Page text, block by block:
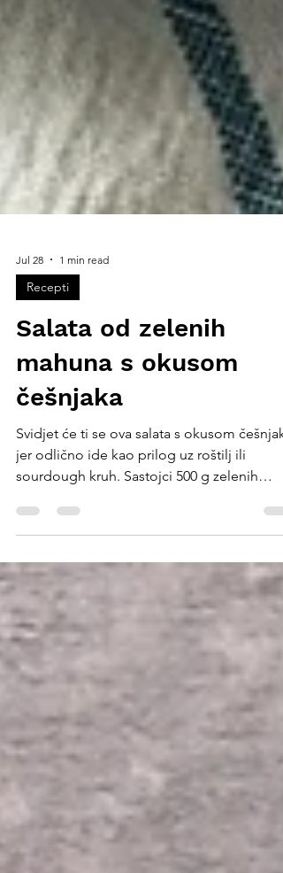
Recepti
Salata od zelenih
mahuna s okusom
češnjaka
Svidjet će ti se ova salata s okusom
jer odlično ide kao prilog uz roštilj ili
sourdough kruh. Sastojci 500 g zelenih
mahuna po želji nekoliko prepolovljenih
cherry rajčica 2 do 3 režnja češnjaka, sitno
nasjeckana ili protisnuta 2 žlice maslinovog
ulja 1 žlica bijelog vinskog octa sol šaka
nasjeckanog peršina tostirani listići badema
Priprema Mahune očisti i kuhaj 5 do 7
u posoljenoj kipućoj vodi, dok ne
ali ostanu hrskave. Ocijedi ih i kratko